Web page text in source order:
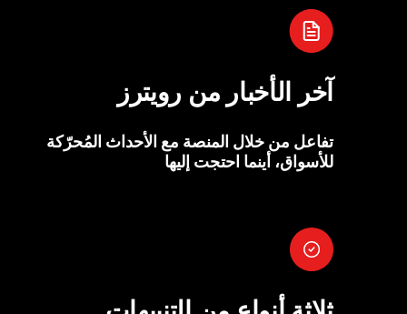
آخر الأخبار من رويترز
تفاعل من خلال المنصة مع الأحداث المُحرّكة
للأسواق، أينما احتجت إليها